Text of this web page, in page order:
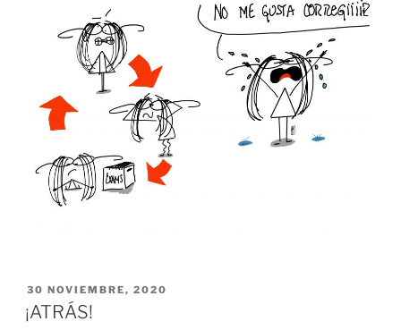
PUBLICADO
EL
30 NOVIEMBRE, 2020
¡ATRÁS!